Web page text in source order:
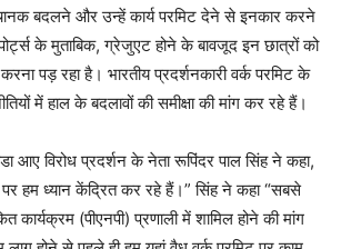
बदलने और उन्हें कार्य परमिट देने से इनकार करने
के मुताबिक, ग्रेजुएट होने के बावजूद इन छात्रों को
पड़ रहा है। भारतीय प्रदर्शनकारी वर्क परमिट के
में हाल के बदलावों की समीक्षा की मांग कर रहे हैं।
आए विरोध प्रदर्शन के नेता रूपिंदर पाल सिंह ने कहा,
पर हम ध्यान केंद्रित कर रहे हैं।” सिंह ने कहा “सबसे
कार्यक्रम (पीएनपी) प्रणाली में शामिल होने की मांग